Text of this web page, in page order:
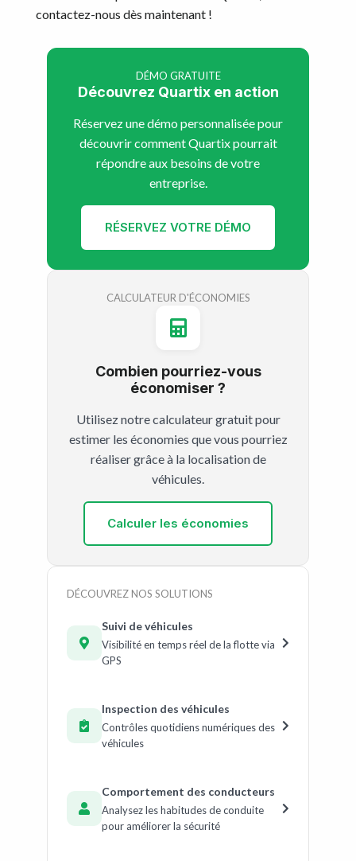
contactez-nous dès maintenant !
DÉMO GRATUITE
Découvrez Quartix en action
Réservez une démo personnalisée pour
découvrir comment Quartix pourrait
répondre aux besoins de votre
entreprise.
RÉSERVEZ VOTRE DÉMO
CALCULATEUR D'ÉCONOMIES
Combien pourriez-vous
économiser ?
Utilisez notre calculateur gratuit pour
estimer les économies que vous pourriez
réaliser grâce à la localisation de
véhicules.
Calculer les économies
DÉCOUVREZ NOS SOLUTIONS
Suivi de véhicules
Visibilité en temps réel de la flotte via
GPS
Inspection des véhicules
Contrôles quotidiens numériques des
véhicules
Comportement des conducteurs
Analysez les habitudes de conduite
pour améliorer la sécurité